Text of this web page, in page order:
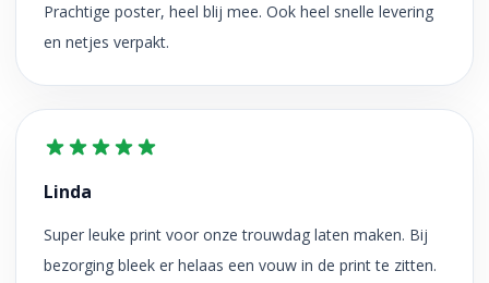
Prachtige poster, heel blij mee. Ook heel snelle levering
en netjes verpakt.
Linda
Super leuke print voor onze trouwdag laten maken. Bij
bezorging bleek er helaas een vouw in de print te zitten.